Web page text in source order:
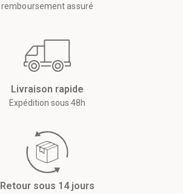
remboursement assuré
Livraison rapide
Expédition sous 48h
Retour sous 14 jours